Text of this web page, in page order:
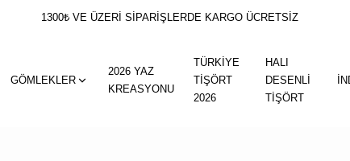
1300₺ VE ÜZERİ SİPARİŞLERDE KARGO ÜCRETSİZ
GÖMLEKLER
2026 YAZ
KREASYONU
TÜRKİYE
TİŞÖRT
2026
HALI
DESENLİ
TİŞÖRT